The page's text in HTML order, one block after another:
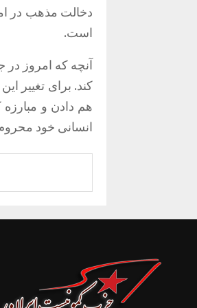
دخالت مذهب در
است.
آنچه که امروز در
کند. برای تغییر
هم دادن و مبارزه
انسانی خود